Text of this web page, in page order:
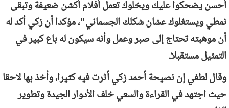
أحسن يضحكوا عليك ويخلوك تعمل أفلام أكشن ضعيفة وتبقى
نمطي ويستغلوك عشان شكلك الجسماني"، مؤكدا أن زكي أكد له
أن موهبته تحتاج إلى صبر وعمل وأنه سيكون له باع كبير في
التمثيل مستقبلا.
وقال لطفي إن نصيحة أحمد زكي أثرت فيه كثيرا، وأخذ بها لاحقا
حيث اجتهد في القراءة والسعي خلف الأدوار الجيدة وتطوير